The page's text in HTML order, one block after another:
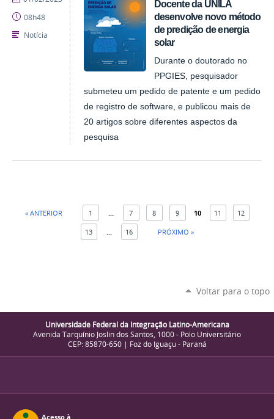
Docente da UNILA
desenvolve novo método
de predição de energia
solar
Durante o doutorado no
PPGIES, pesquisador
submeteu um pedido de patente e um pedido
de registro de software, e publicou mais de
20 artigos sobre diferentes aspectos da
pesquisa
08h48
Notícia
« ANTERIOR 1 7 8 9 10 11 12
13 16 PRÓXIMO »
Voltar para o topo
Universidade Federal da Integração Latino-Americana
Avenida Tarquínio Joslin dos Santos, 1000 - Polo Universitário
CEP: 85870-650 | Foz do Iguaçu - Paraná